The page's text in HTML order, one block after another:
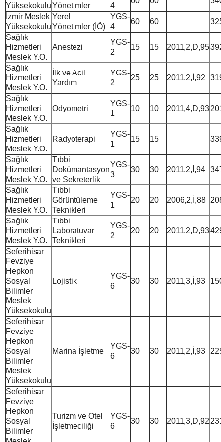
YüksekokuluYönetimler
4
İzmir Meslek
Yüksekokulu
Yerel
Yönetimler (İÖ)
YGS-
4
60 60
Sağlık
Hizmetleri
Meslek Y.O.
Anestezi
YGS-
2
15 15 2011,2,D,95
Sağlık
Hizmetleri
Meslek Y.O.
İlk ve Acil
Yardım
YGS-
2
25 25 2011,2,İ,92
Sağlık
Hizmetleri
Meslek Y.O.
Odyometri
YGS-
1
10 10 2011,4,D,93
Sağlık
Hizmetleri
Meslek Y.O.
Radyoterapi
YGS-
1
15 15
Sağlık
Hizmetleri
Meslek Y.O.
Tıbbi
Dokümantasyon
ve Sekreterlik
YGS-
3
30 30 2011,2,İ,94
Sağlık
Hizmetleri
Meslek Y.O.
Tıbbi
Görüntüleme
Teknikleri
YGS-
1
20 20 2006,2,İ,88
Sağlık
Hizmetleri
Meslek Y.O.
Tıbbi
Laboratuvar
Teknikleri
YGS-
2
20 20 2011,2,D,93
Seferihisar
Fevziye
Hepkon
Sosyal
Bilimler
Meslek
Yüksekokulu
Lojistik
YGS-
6
30 30 2011,3,İ,93
Seferihisar
Fevziye
Hepkon
Sosyal
Bilimler
Meslek
Yüksekokulu
Marina İşletme
YGS-
6
30 30 2011,2,İ,93
Seferihisar
Fevziye
Hepkon
Sosyal
Bilimler
Turizm ve Otel
İşletmeciliği
YGS-
6
30 30 2011,3,D,92